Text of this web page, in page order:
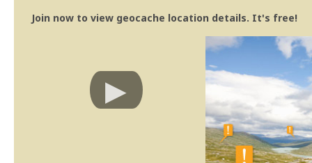
Join now to view geocache location details. It's free!